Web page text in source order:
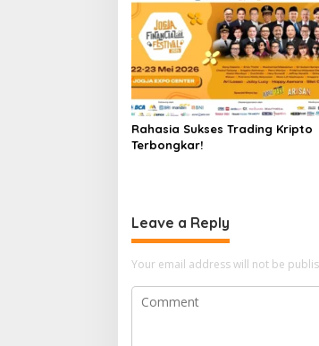
Rahasia Sukses Trading Kripto
Terbongkar!
Leave a Reply
Your email address will not be